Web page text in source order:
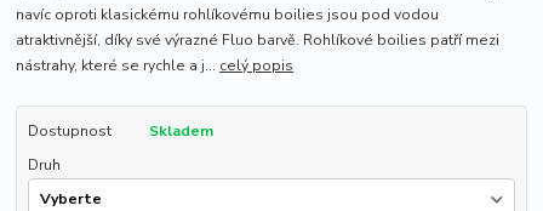
navíc oproti klasickému rohlíkovému boilies jsou pod vodou
atraktivnější, díky své výrazné Fluo barvě. Rohlíkové boilies patří mezi
nástrahy, které se rychle a j... celý popis
Dostupnost
Skladem
Druh